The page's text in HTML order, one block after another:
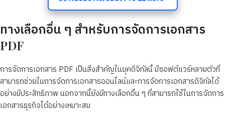
ทางเลือกอื่น ๆ สำหรับการจัดการเอกสาร
PDF
การจัดการเอกสาร PDF เป็นสิ่งสำคัญในยุคดิจิทัลนี้ มีซอฟต์แวร์หลายตัวที่
สามารถช่วยในการจัดการเอกสารออนไลน์และการจัดการเอกสารดิจิทัลได้
อย่างมีประสิทธิภาพ นอกจากนี้ยังมีทางเลือกอื่น ๆ ที่สามารถใช้ในการจัดการ
เอกสารธุรกิจได้อย่างเหมาะสม